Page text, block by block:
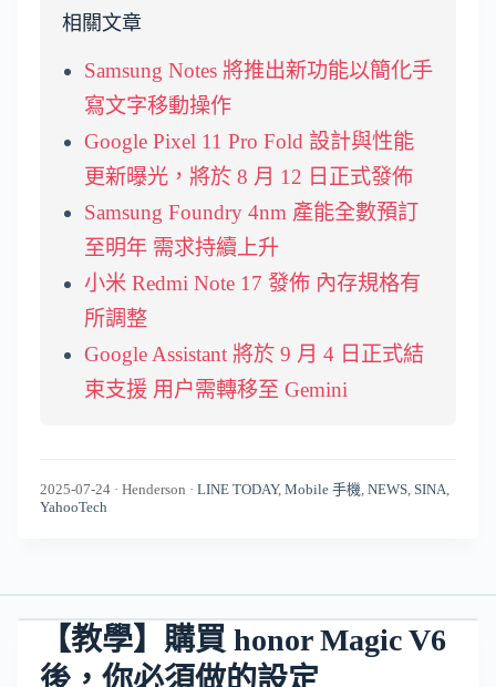
相關文章
Samsung Notes 將推出新功能以簡化手
寫文字移動操作
Google Pixel 11 Pro Fold 設計與性能
更新曝光，將於 8 月 12 日正式發佈
Samsung Foundry 4nm 產能全數預訂
至明年 需求持續上升
小米 Redmi Note 17 發佈 內存規格有
所調整
Google Assistant 將於 9 月 4 日正式結
束支援 用户需轉移至 Gemini
2025-07-24 · Henderson · LINE TODAY, Mobile 手機 NEWS SINA
YahooTech
【教學】購買 honor Magic V6
後，你必須做的設定